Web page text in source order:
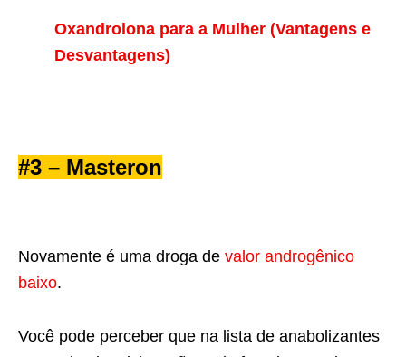
Oxandrolona para a Mulher (Vantagens e
Desvantagens)
#3 – Masteron
Novamente é uma droga de valor androgênico
baixo.
Você pode perceber que na lista de anabolizantes